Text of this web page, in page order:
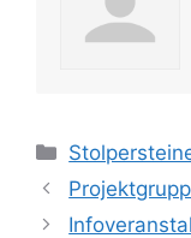
Kategorien